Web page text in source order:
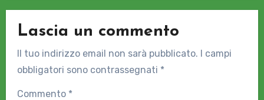
Lascia un commento
Il tuo indirizzo email non sarà pubblicato. I campi
obbligatori sono contrassegnati *
Commento *